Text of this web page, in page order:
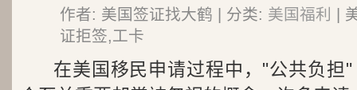
作者: 美国签证找大鹤 | 分类: 美国福利
|
证拒签,工卡
在美国移民申请过程中，"公共负担